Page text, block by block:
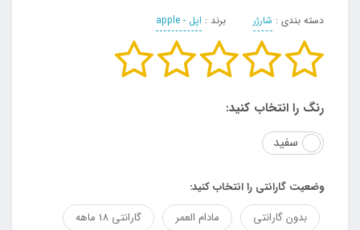
دسته بندی : شارژر برند : اپل - apple
رنگ را انتخاب کنید:
سفید
وضعیت گارانتی را انتخاب کنید:
بدون گارانتی
مادام العمر گارانتی 18 ماهه